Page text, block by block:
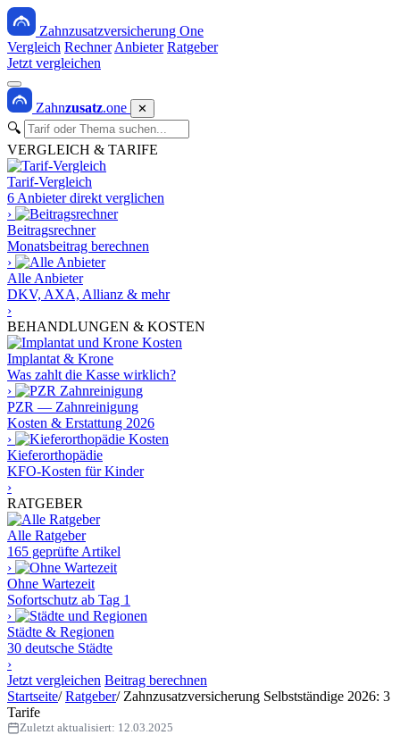
Zahnzusatzversicherung One
Vergleich Rechner Anbieter Ratgeber
Jetzt vergleichen
Zahnzusatz.one ✕
🔍
VERGLEICH & TARIFE
Tarif-Vergleich
6 Anbieter direkt verglichen
›
Beitragsrechner
Monatsbeitrag berechnen
›
Alle Anbieter
DKV, AXA, Allianz & mehr
›
BEHANDLUNGEN & KOSTEN
Implantat & Krone
Was zahlt die Kasse wirklich?
›
PZR — Zahnreinigung
Kosten & Erstattung 2026
›
Kieferorthopädie
KFO-Kosten für Kinder
›
RATGEBER
Alle Ratgeber
165 geprüfte Artikel
›
Ohne Wartezeit
Sofortschutz ab Tag 1
›
Städte & Regionen
30 deutsche Städte
›
Jetzt vergleichen Beitrag berechnen
Startseite/ Ratgeber/ Zahnzusatzversicherung Selbstständige 2026: 3
Tarife
Zuletzt aktualisiert: 12.03.2025